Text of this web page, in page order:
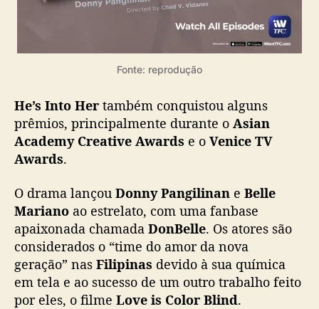
Fonte: reprodução
He’s Into Her também conquistou alguns
prêmios, principalmente durante o Asian
Academy Creative Awards e o Venice TV
Awards.
O drama lançou Donny Pangilinan e Belle
Mariano ao estrelato, com uma fanbase
apaixonada chamada DonBelle. Os atores são
considerados o “time do amor da nova
geração” nas Filipinas devido à sua química
em tela e ao sucesso de um outro trabalho feito
por eles, o filme Love is Color Blind.